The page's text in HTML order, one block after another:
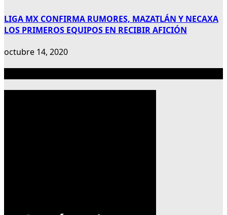
LIGA MX CONFIRMA RUMORES, MAZATLÁN Y NECAXA
LOS PRIMEROS EQUIPOS EN RECIBIR AFICIÓN
octubre 14, 2020